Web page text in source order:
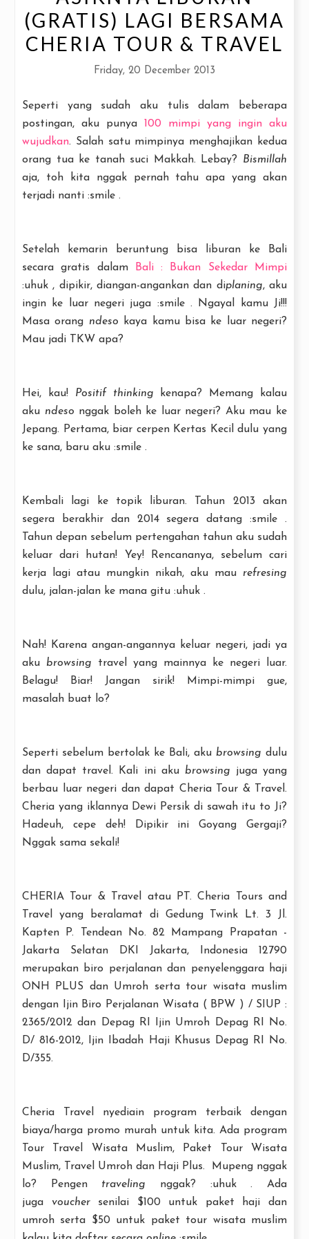
(GRATIS) LAGI BERSAMA
CHERIA TOUR & TRAVEL
Friday, 20 December 2013
Seperti yang sudah aku tulis dalam beberapa
postingan, aku punya 100 mimpi yang ingin aku
wujudkan. Salah satu mimpinya menghajikan kedua
orang tua ke tanah suci Makkah. Lebay? Bismillah
aja, toh kita nggak pernah tahu apa yang akan
terjadi nanti :smile .
Setelah kemarin beruntung bisa liburan ke Bali
secara gratis dalam
Bali : Bukan Sekedar Mimpi
:uhuk , dipikir, diangan-angankan dan diplaning, aku
ingin ke luar negeri juga :smile . Ngayal kamu Ji!!!
Masa orang ndeso kaya kamu bisa ke luar negeri?
Mau jadi TKW apa?
Hei, kau! Positif thinking kenapa? Memang kalau
aku ndeso nggak boleh ke luar negeri? Aku mau ke
Jepang. Pertama, biar cerpen Kertas Kecil dulu yang
ke sana, baru aku :smile .
Kembali lagi ke topik liburan. Tahun 2013 akan
segera berakhir dan 2014 segera datang :smile .
Tahun depan sebelum pertengahan tahun aku sudah
keluar dari hutan! Yey! Rencananya, sebelum cari
kerja lagi atau mungkin nikah, aku mau refresing
dulu, jalan-jalan ke mana gitu :uhuk .
Nah! Karena angan-angannya keluar negeri, jadi ya
aku browsing travel yang mainnya ke negeri luar.
Belagu! Biar! Jangan sirik! Mimpi-mimpi gue,
masalah buat lo?
Seperti sebelum bertolak ke Bali, aku browsing dulu
dan dapat travel. Kali ini aku browsing juga yang
berbau luar negeri dan dapat Cheria Tour & Travel.
Cheria yang iklannya Dewi Persik di sawah itu to Ji?
Hadeuh, cepe deh! Dipikir ini Goyang Gergaji?
Nggak sama sekali!
CHERIA Tour & Travel atau PT. Cheria Tours and
Travel yang beralamat di Gedung Twink Lt. 3 Jl.
Kapten P. Tendean No. 82 Mampang Prapatan -
Jakarta Selatan DKI Jakarta, Indonesia 12790
merupakan biro perjalanan dan penyelenggara haji
ONH PLUS dan Umroh serta tour wisata muslim
dengan Ijin Biro Perjalanan Wisata ( BPW ) / SIUP :
2365/2012 dan Depag RI Ijin Umroh Depag RI No.
D/ 816-2012, Ijin Ibadah Haji Khusus Depag RI No.
D/355.
Cheria Travel nyediain program terbaik dengan
biaya/harga promo murah untuk kita. Ada program
Tour Travel Wisata Muslim, Paket Tour Wisata
Muslim, Travel Umroh dan Haji Plus. Mupeng nggak
lo? Pengen traveling nggak? :uhuk .Ada
juga vouchersenilai $100 untuk paket haji dan
umroh serta $50 untuk paket tour wisata muslim